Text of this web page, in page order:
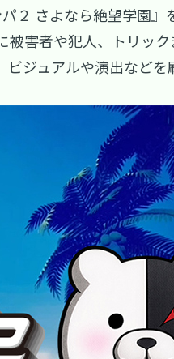
２ さよなら絶望学園
害者や犯人、トリッ
ジュアルや演出などを